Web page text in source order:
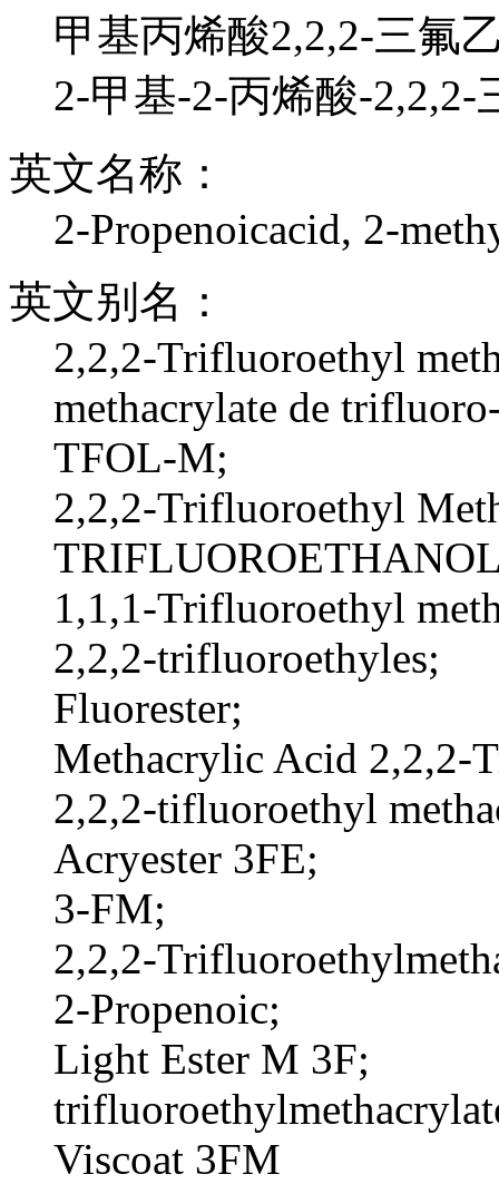
甲基丙烯酸2,2,2-三氟
2-甲基-2-丙烯酸-
英文名称：
2-Propenoicacid, 2-
英文别名：
2,2,2-Trifluoroethyl
methacrylate de
TFOL-M;
2,2,2-Trifluoroethyl
1,1,1-Trifluoroethyl
2,2,2-trifluoroethyles;
Fluorester;
Methacrylic Acid 2,2,2-
2,2,2-tifluoroethyl
Acryester 3FE;
3-FM;
2,2,2-
2-Propenoic;
Light Ester M 3F;
Viscoat 3FM